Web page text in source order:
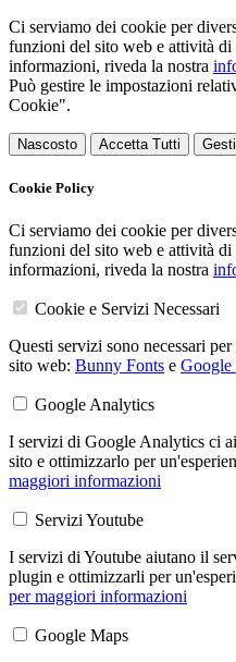
Ci serviamo dei cookie per
funzioni del sito web e attività
informazioni, riveda la nostra
Può gestire le impostazioni
Cookie".
Nascosto Accetta Tutti
Cookie Policy
Ci serviamo dei cookie per
funzioni del sito web e attività
informazioni, riveda la nostra
Cookie e Servizi Necessari
Questi servizi sono necessari
sito web: Bunny Fonts e Google
Google Analytics
I servizi di Google Analytics ci
sito e ottimizzarlo per
maggiori informazioni
Servizi Youtube
I servizi di Youtube aiutano il
plugin e ottimizzarli per
per maggiori informazioni
Google Maps